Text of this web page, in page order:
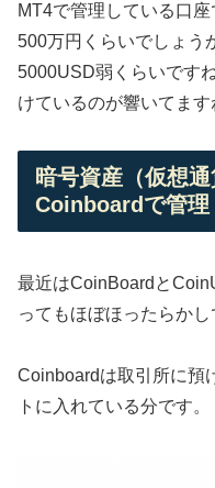
MT4で管理している口
500万円くらいでしょう
5000USD弱くらいです
けているのが響いてます
暗号資産（仮想
Coinboardで管理
最近はCoinBoardと
ってもほぼほったらかし
Coinboardは取引所に預
トに入れている分です。